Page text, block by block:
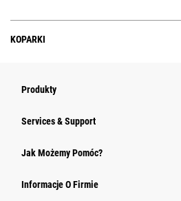
KOPARKI
Produkty
Services & Support
Jak Możemy Pomóc?
Informacje O Firmie